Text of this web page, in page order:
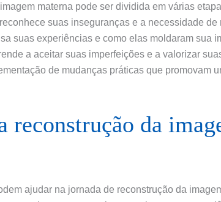
materna pode ser dividida em várias
suas inseguranças e a necessidade de
suas experiências e como elas moldaram sua
a aceitar suas imperfeições e a valorizar
de mudanças práticas que promovam
reconstrução da
ajudar na jornada de reconstrução da